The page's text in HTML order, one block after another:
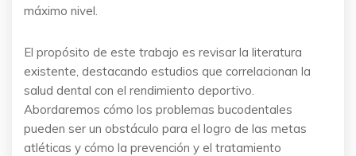
máximo nivel.
El propósito de este trabajo es revisar la literatura
existente, destacando estudios que correlacionan la
salud dental con el rendimiento deportivo.
Abordaremos cómo los problemas bucodentales
pueden ser un obstáculo para el logro de las metas
atléticas y cómo la prevención y el tratamiento